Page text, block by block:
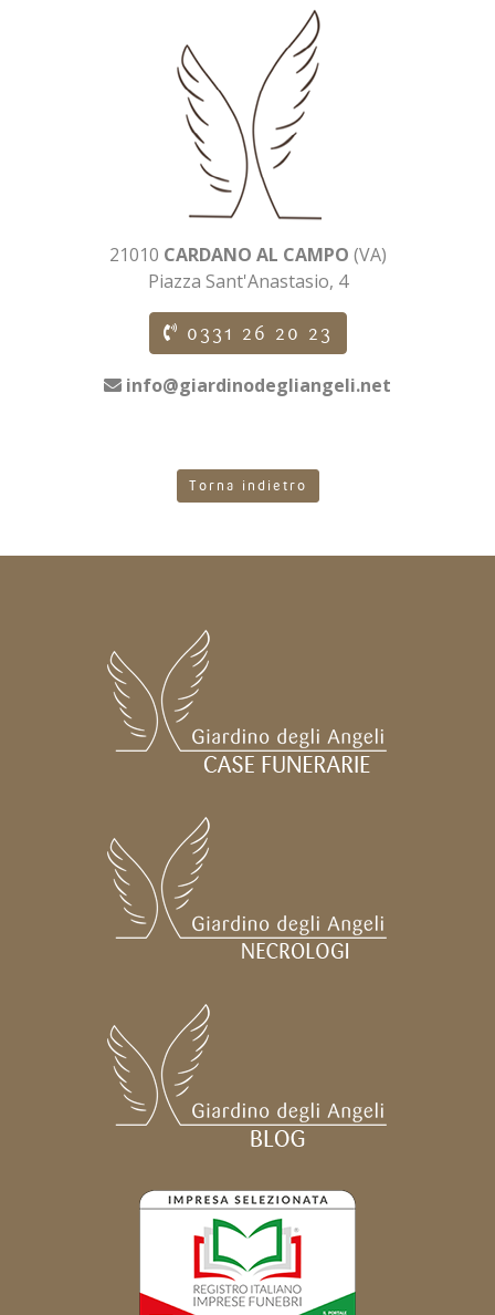
21010 CARDANO AL CAMPO (VA)
Piazza Sant'Anastasio, 4
0331 26 20 23
info@giardinodegliangeli.net
Torna indietro